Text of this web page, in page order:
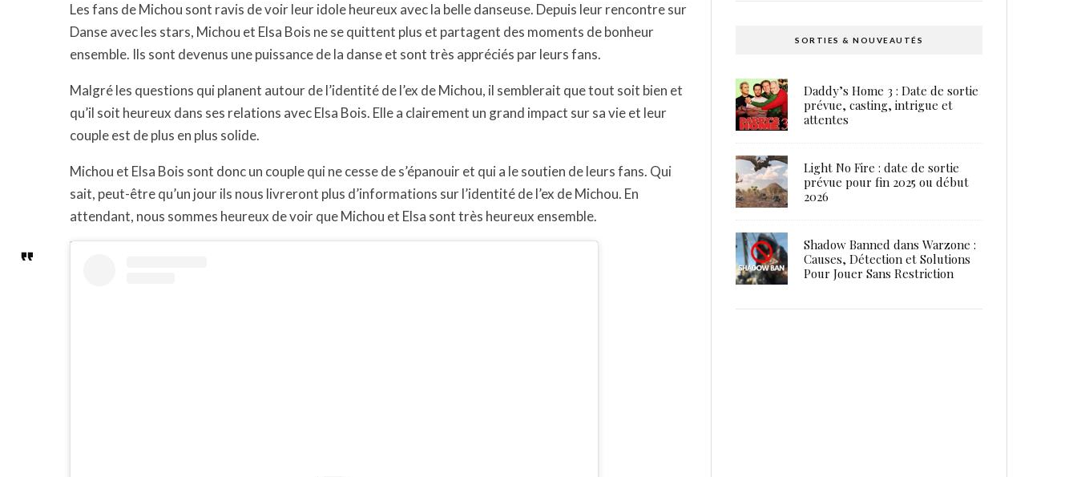
Les fans de Michou sont ravis de voir leur idole heureux avec la belle danseuse. Depuis leur rencontre sur
Danse avec les stars, Michou et Elsa Bois ne se quittent plus et partagent des moments de bonheur
ensemble. Ils sont devenus une puissance de la danse et sont très appréciés par leurs fans.
Malgré les questions qui planent autour de l’identité de l’ex de Michou, il semblerait que tout soit bien et
qu’il soit heureux dans ses relations avec Elsa Bois. Elle a clairement un grand impact sur sa vie et leur
couple est de plus en plus solide.
Michou et Elsa Bois sont donc un couple qui ne cesse de s’épanouir et qui a le soutien de leurs fans. Qui
sait, peut-être qu’un jour ils nous livreront plus d’informations sur l’identité de l’ex de Michou. En
attendant, nous sommes heureux de voir que Michou et Elsa sont très heureux ensemble.
SORTIES & NOUVEAUTÉS
Daddy’s Home 3 : Date de sortie
prévue, casting, intrigue et
attentes
Light No Fire : date de sortie
prévue pour fin 2025 ou début
2026
Shadow Banned dans Warzone :
Causes, Détection et Solutions
Pour Jouer Sans Restriction